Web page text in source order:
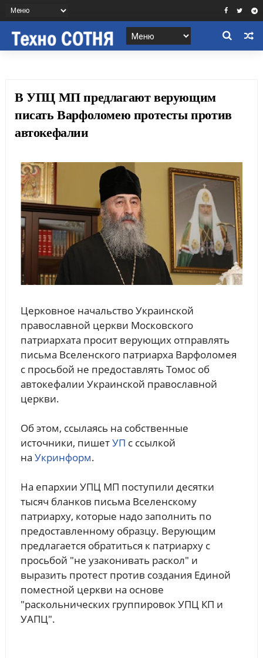
В УПЦ МП предлагают верующим
писать Варфоломею протесты против
автокефалии
Церковное начальство Украинской
православной церкви Московского
патриархата просит верующих отправлять
письма Вселенского патриарха Варфоломея
с просьбой не предоставлять Томос об
автокефалии Украинской православной
церкви.
Об этом, ссылаясь на собственные
источники, пишетУП с ссылкой
на Укринформ.
На епархии УПЦ МП поступили десятки
тысяч бланков письма Вселенскому
патриарху, которые надо заполнить по
предоставленному образцу. Верующим
предлагается обратиться к патриарху с
просьбой "не узаконивать раскол" и
выразить протест против создания Единой
поместной церкви на основе
"раскольнических группировок УПЦ КП и
УАПЦ".